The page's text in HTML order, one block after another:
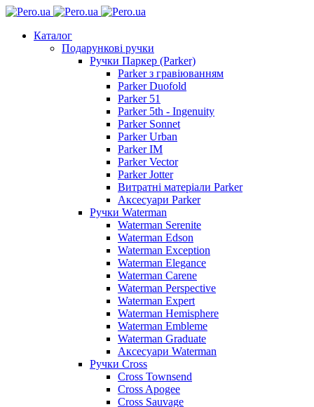
Каталог
Подарункові ручки
Ручки Паркер (Parker)
Parker з гравіюванням
Parker Duofold
Parker 51
Parker 5th - Ingenuity
Parker Sonnet
Parker Urban
Parker IM
Parker Vector
Parker Jotter
Витратні матеріали Parker
Аксесуари Parker
Ручки Waterman
Waterman Serenite
Waterman Edson
Waterman Exception
Waterman Elegance
Waterman Carene
Waterman Perspective
Waterman Expert
Waterman Hemisphere
Waterman Embleme
Waterman Graduate
Аксесуари Waterman
Ручки Cross
Cross Townsend
Cross Apogee
Cross Sauvage